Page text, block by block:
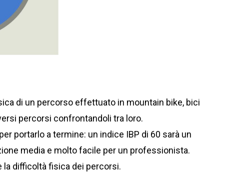
di un percorso effettuato in mountain bike, bici
percorsi confrontandoli tra loro.
portarlo a termine: un indice IBP di 60 sarà un
media e molto facile per un professionista.
la difficoltà fisica dei percorsi.